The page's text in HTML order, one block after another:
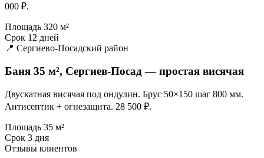
000 ₽.
Площадь 320 м²
Срок 12 дней
📍 Сергиево-Посадский район
Баня 35 м², Сергиев-Посад — простая висячая
Двускатная висячая под ондулин. Брус 50×150 шаг 800 мм.
Антисептик + огнезащита. 28 500 ₽.
Площадь 35 м²
Срок 3 дня
Отзывы клиентов